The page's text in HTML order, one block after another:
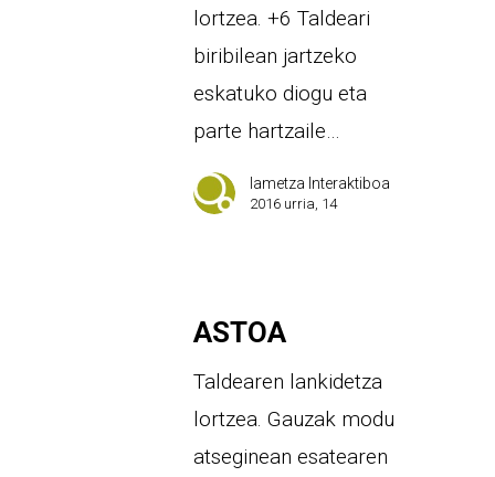
lortzea. +6 Taldeari
biribilean jartzeko
eskatuko diogu eta
parte hartzaile…
Iametza Interaktiboa
2016 urria, 14
ASTOA
Taldearen lankidetza
lortzea. Gauzak modu
atseginean esatearen